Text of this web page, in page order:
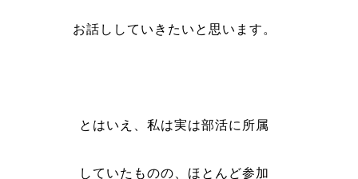
お話ししていきたいと思います。
とはいえ、私は実は部活に所属
していたものの、ほとんど参加